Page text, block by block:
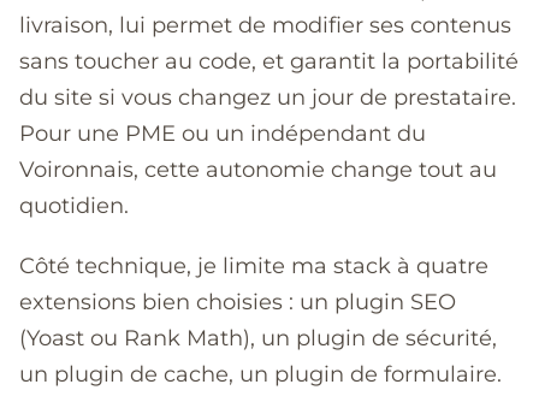
livraison, lui permet de modifier ses contenus
sans toucher au code, et garantit la portabilité
du site si vous changez un jour de prestataire.
Pour une PME ou un indépendant du
Voironnais, cette autonomie change tout au
quotidien.
Côté technique, je limite ma stack à quatre
extensions bien choisies : un plugin SEO
(Yoast ou Rank Math), un plugin de sécurité,
un plugin de cache, un plugin de formulaire.